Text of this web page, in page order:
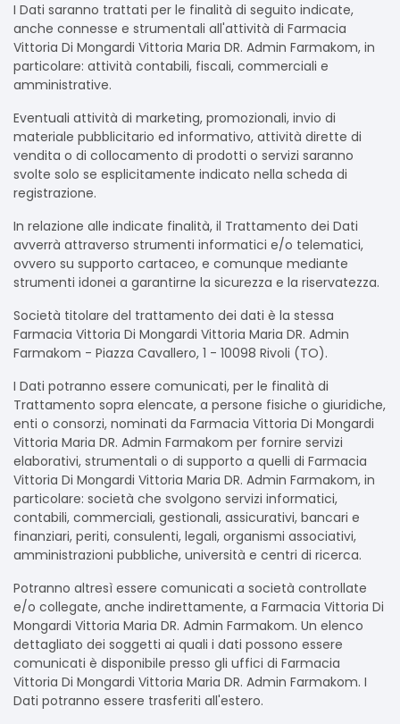
I Dati saranno trattati per le finalità di seguito indicate,
anche connesse e strumentali all'attività di Farmacia
Vittoria Di Mongardi Vittoria Maria DR. Admin Farmakom, in
particolare: attività contabili, fiscali, commerciali e
amministrative.
Eventuali attività di marketing, promozionali, invio di
materiale pubblicitario ed informativo, attività dirette di
vendita o di collocamento di prodotti o servizi saranno
svolte solo se esplicitamente indicato nella scheda di
registrazione.
In relazione alle indicate finalità, il Trattamento dei Dati
avverrà attraverso strumenti informatici e/o telematici,
ovvero su supporto cartaceo, e comunque mediante
strumenti idonei a garantirne la sicurezza e la riservatezza.
Società titolare del trattamento dei dati è la stessa
Farmacia Vittoria Di Mongardi Vittoria Maria DR. Admin
Farmakom - Piazza Cavallero, 1 - 10098 Rivoli (TO).
I Dati potranno essere comunicati, per le finalità di
Trattamento sopra elencate, a persone fisiche o giuridiche,
enti o consorzi, nominati da Farmacia Vittoria Di Mongardi
Vittoria Maria DR. Admin Farmakom per fornire servizi
elaborativi, strumentali o di supporto a quelli di Farmacia
Vittoria Di Mongardi Vittoria Maria DR. Admin Farmakom, in
particolare: società che svolgono servizi informatici,
contabili, commerciali, gestionali, assicurativi, bancari e
finanziari, periti, consulenti, legali, organismi associativi,
amministrazioni pubbliche, università e centri di ricerca.
Potranno altresì essere comunicati a società controllate
e/o collegate, anche indirettamente, a Farmacia Vittoria Di
Mongardi Vittoria Maria DR. Admin Farmakom. Un elenco
dettagliato dei soggetti ai quali i dati possono essere
comunicati è disponibile presso gli uffici di Farmacia
Vittoria Di Mongardi Vittoria Maria DR. Admin Farmakom. I
Dati potranno essere trasferiti all'estero.